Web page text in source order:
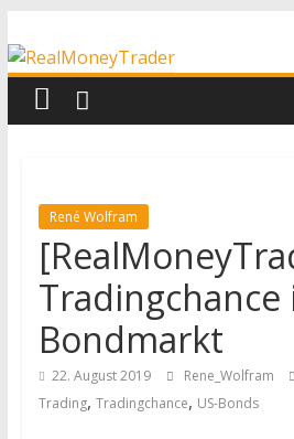
Inhalt
springen
Echtgeld-
Trading
René Wolfram
Tradingchance
Bondmarkt
22. August 2019 Rene_Wolfram
Trading, Tradingchance, US-Bonds